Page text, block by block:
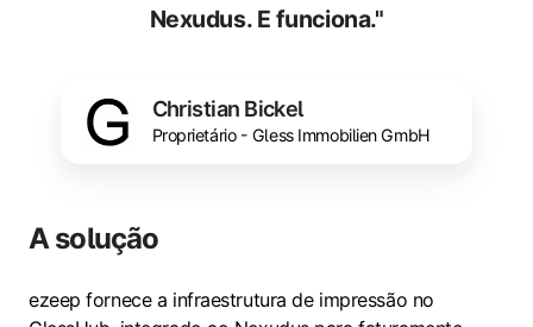
Nexudus. E funciona."
Christian Bickel
Proprietário - Gless Immobilien GmbH
A solução
ezeep fornece a infraestrutura de impressão no